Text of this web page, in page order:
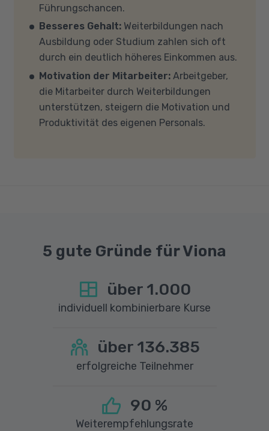
GB Arbeitsspeicher (RAM) und einem aktuellen
Mehrkern-Prozessor (CPU). Der Unterricht
findet in Microsoft Teams statt. Bitte achten
Sie darauf, dass Ihre Sicherheitsprogramme
und -einstellungen (Anti-Viren-Programme,
Firewalls etc.) die Verbindung mit MS Teams
nicht blockieren. Bitte beachten Sie außerdem,
dass für eine reibungslose Übertragung eine
Führungschancen.
Besseres Gehalt: Weiterbildungen nach
Ausbildung oder Studium zahlen sich oft
durch ein deutlich höheres Einkommen aus.
Motivation der Mitarbeiter: Arbeitgeber,
die Mitarbeiter durch Weiterbildungen
unterstützen, steigern die Motivation und
Produktivität des eigenen Personals.
5 gute Gründe für Viona
über 1.000
individuell kombinierbare Kurse
über 136.385
erfolgreiche Teilnehmer
90 %
Weiterempfehlungsrate